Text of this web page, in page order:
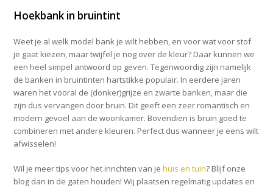
Hoekbank in bruintint
Weet je al welk model bank je wilt hebben, en voor wat voor stof
je gaat kiezen, maar twijfel je nog over de kleur? Daar kunnen we
een heel simpel antwoord op geven. Tegenwoordig zijn namelijk
de banken in bruintinten hartstikke populair. In eerdere jaren
waren het vooral de (donker)grijze en zwarte banken, maar die
zijn dus vervangen door bruin. Dit geeft een zeer romantisch en
modern gevoel aan de woonkamer. Bovendien is bruin goed te
combineren met andere kleuren. Perfect dus wanneer je eens wilt
afwisselen!
Wil je meer tips voor het inrichten van jehuis en tuin? Blijf onze
blog dan in de gaten houden! Wij plaatsen regelmatig updates en